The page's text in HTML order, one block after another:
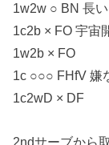
1w2w ○ BN 長
1c2b × FO 宇宙
1w2b × FO
1c ○○○ FHfV 嫌
1c2wD × DF
2ndサーブから